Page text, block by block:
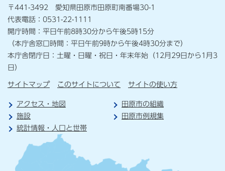
〒441-3492 愛知県田原市田原町南番場30-1
代表電話：0531-22-1111
開庁時間：平日午前8時30分から午後5時15分
（本庁舎窓口時間：平日午前9時から午後4時30分まで）
本庁舎閉庁日：土曜・日曜・祝日・年末年始（12月29日から1月3
日）
サイトマップ このサイトについて サイトの使い方
アクセス・地図
田原市の組織
施設
田原市例規集
統計情報・人口と世帯